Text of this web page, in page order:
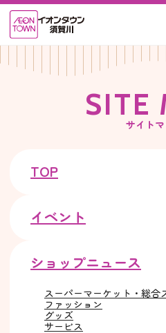
SITE
サイト
TOP
イベント
ショップニュース
スーパーマーケット・総合
ファッション
グッズ
サービス